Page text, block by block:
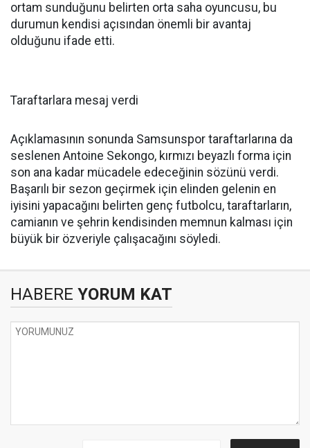
ortam sunduğunu belirten orta saha oyuncusu, bu
durumun kendisi açısından önemli bir avantaj
olduğunu ifade etti.
Taraftarlara mesaj verdi
Açıklamasının sonunda Samsunspor taraftarlarına da
seslenen Antoine Sekongo, kırmızı beyazlı forma için
son ana kadar mücadele edeceğinin sözünü verdi.
Başarılı bir sezon geçirmek için elinden gelenin en
iyisini yapacağını belirten genç futbolcu, taraftarların,
camianın ve şehrin kendisinden memnun kalması için
büyük bir özveriyle çalışacağını söyledi.
HABERE YORUM KAT